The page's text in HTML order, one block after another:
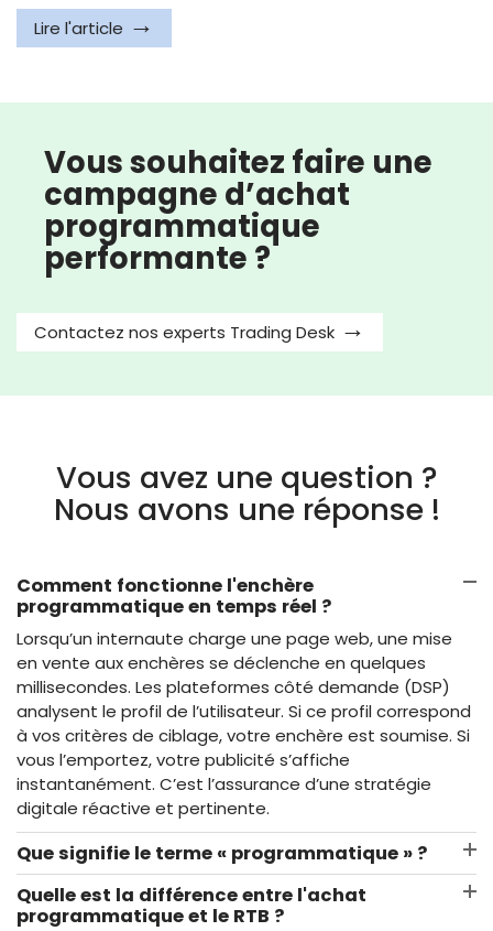
Lire l'article
Vous souhaitez faire une
campagne d’achat
programmatique
performante ?
Contactez nos experts Trading Desk
Vous avez une question ?
Nous avons une réponse !
Comment fonctionne l'enchère
programmatique en temps réel ?
Lorsqu’un internaute charge une page web, une mise
en vente aux enchères se déclenche en quelques
millisecondes. Les plateformes côté demande (DSP)
analysent le profil de l’utilisateur. Si ce profil correspond
à vos critères de ciblage, votre enchère est soumise. Si
vous l’emportez, votre publicité s’affiche
instantanément. C’est l’assurance d’une stratégie
digitale réactive et pertinente.
Que signifie le terme « programmatique » ?
Quelle est la différence entre l'achat
programmatique et le RTB ?